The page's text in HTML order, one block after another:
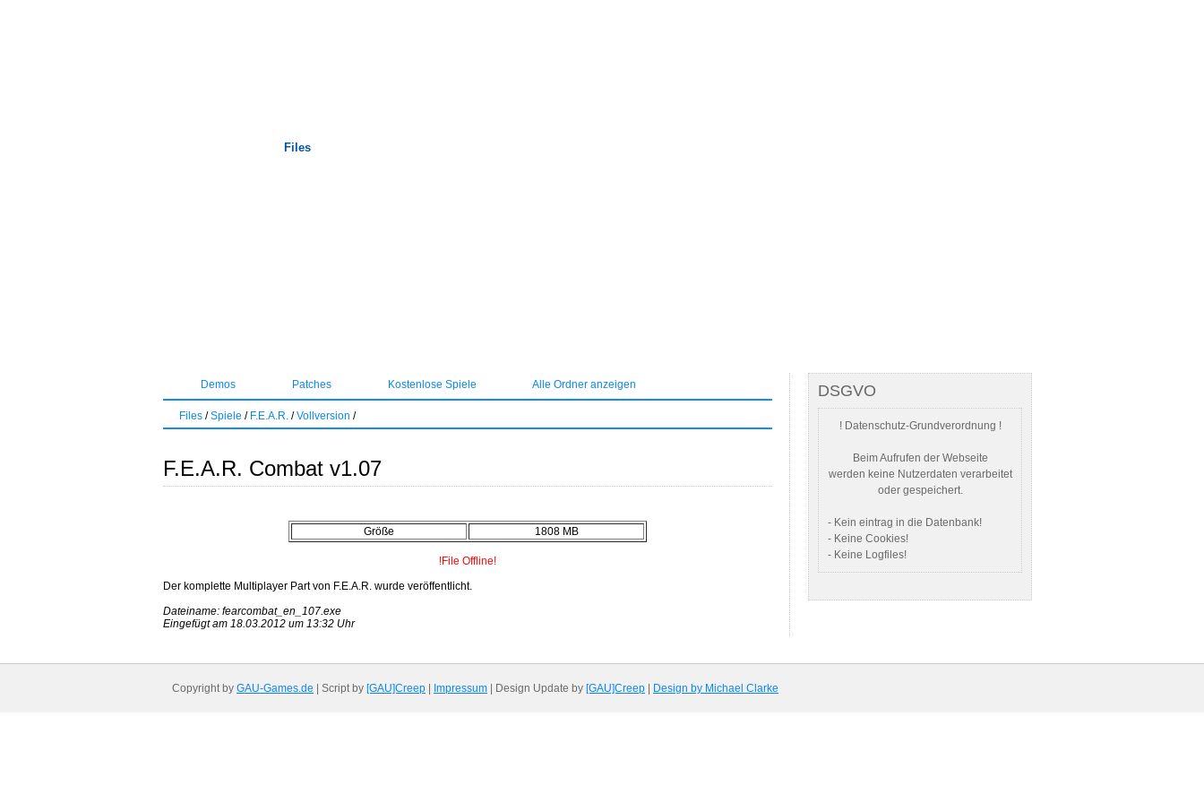
Files
Demos Patches Kostenlose Spiele Alle Ordner anzeigen
Files /Spiele / F.E.A.R. /Vollversion /
F.E.A.R. Combat v1.07
Größe 1808 MB
!File Offline!
Der komplette Multiplayer Part von F.E.A.R. wurde veröffentlicht.
Dateiname: fearcombat_en_107.exe
Eingefügt am 18.03.2012 um 13:32 Uhr
DSGVO
! Datenschutz-Grundverordnung !
Beim Aufrufen der Webseite
werden keine Nutzerdaten verarbeitet
oder gespeichert.
- Kein eintrag in die Datenbank!
- Keine Cookies!
- Keine Logfiles!
Copyright by GAU-Games.de | Script by [GAU]Creep Impressum | Design Update by [GAU]Creep Design by Michael Clarke